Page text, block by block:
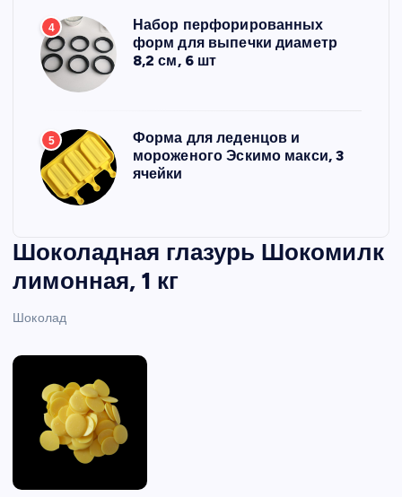
4
Набор перфорированных
форм для выпечки диаметр
8,2 см, 6 шт
5
Форма для леденцов и
мороженого Эскимо макси, 3
ячейки
Шоколадная глазурь Шокомилк
лимонная, 1 кг
Шоколад